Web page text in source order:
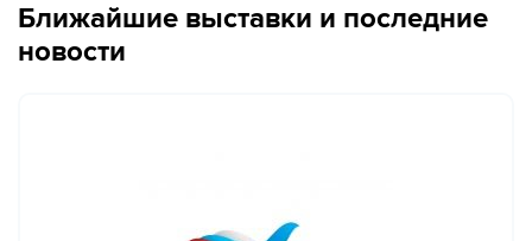
Ближайшие выставки и последние
новости